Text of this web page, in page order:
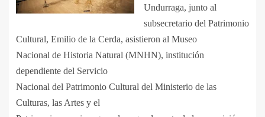
Undurraga, junto al
subsecretario del Patrimonio
Cultural, Emilio de la Cerda, asistieron al Museo
Nacional de Historia Natural (MNHN), institución
dependiente del Servicio
Nacional del Patrimonio Cultural del Ministerio de las
Culturas, las Artes y el